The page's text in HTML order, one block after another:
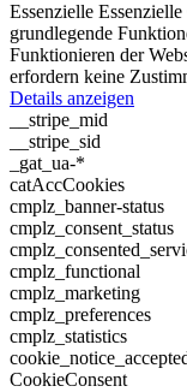
Essenzielle
grundlegende
Funktionieren der
erfordern keine
Details anzeigen
__stripe_mid
__stripe_sid
_gat_ua-*
catAccCookies
cmplz_banner-status
cmplz_consent_status
cmplz_functional
cmplz_marketing
cmplz_preferences
cmplz_statistics
CookieConsent